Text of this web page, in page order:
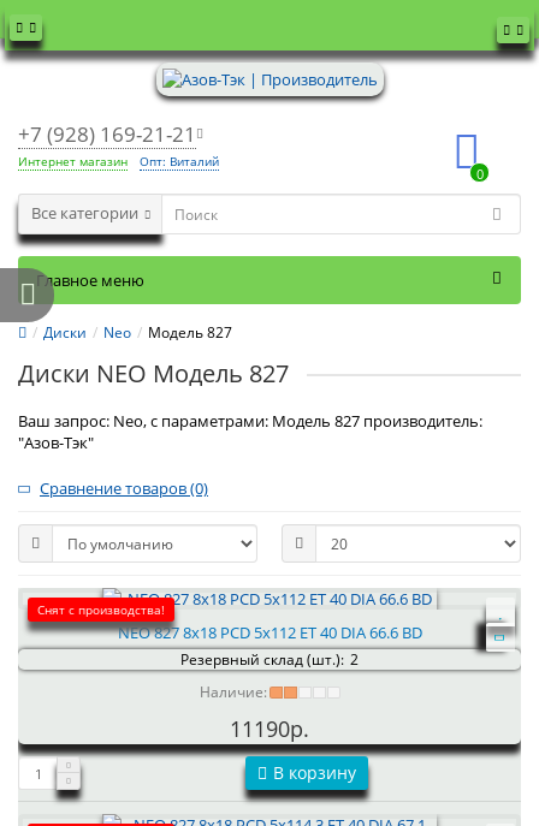
+7 (928) 169-21-21
Интернет магазин Опт: Виталий
0
Все категории
Главное меню
Диски Neo Модель 827
Диски NEO Модель 827
Ваш запрос: Neo, с параметрами: Модель 827 производитель:
"Азов-Тэк"
Сравнение товаров (0)
Снят с производства!
NEO 827 8x18 PCD 5x112 ET 40 DIA 66.6 BD
Резервный склад (шт.): 2
Наличие:
11190р.
В корзину